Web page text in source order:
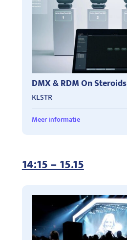
DMX & RDM On Steroids
KLSTR
Meer informatie
14:15 – 15.15